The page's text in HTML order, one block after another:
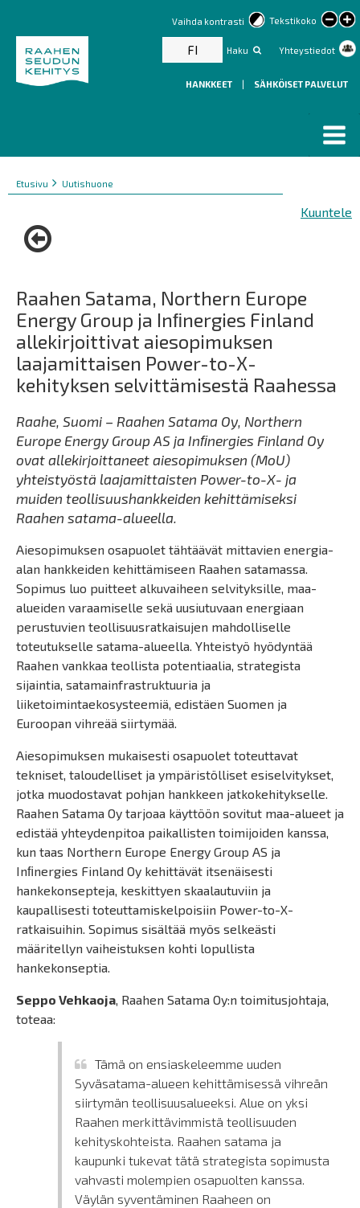
Tekstikoko
text
Vaihda kontrasti
Haku Yhteystiedot
FI
HANKKEET | SÄHKÖISET PALVELUT
Murupolku
You
Etusivu Uutishuone
Kuuntele
Raahen Satama, Northern Europe
Energy Group ja Inﬁnergies Finland
allekirjoittivat aiesopimuksen
laajamittaisen Power-to-X-
kehityksen selvittämisestä Raahessa
Raahe, Suomi – Raahen Satama Oy, Northern
Europe Energy Group AS ja Inﬁnergies Finland Oy
ovat allekirjoittaneet aiesopimuksen (MoU)
yhteistyöstä laajamittaisten Power-to-X- ja
muiden teollisuushankkeiden kehittämiseksi
Raahen satama-alueella.
Aiesopimuksen osapuolet tähtäävät mittavien energia-
alan hankkeiden kehittämiseen Raahen satamassa.
Sopimus luo puitteet alkuvaiheen selvityksille, maa-
alueiden varaamiselle sekä uusiutuvaan energiaan
perustuvien teollisuusratkaisujen mahdolliselle
toteutukselle satama-alueella. Yhteistyö hyödyntää
Raahen vankkaa teollista potentiaalia, strategista
sijaintia, satamainfrastruktuuria ja
liiketoimintaekosysteemiä, edistäen Suomen ja
Euroopan vihreää siirtymää.
Aiesopimuksen mukaisesti osapuolet toteuttavat
tekniset, taloudelliset ja ympäristölliset esiselvitykset,
jotka muodostavat pohjan hankkeen jatkokehitykselle.
Raahen Satama Oy tarjoaa käyttöön sovitut maa-alueet ja
edistää yhteydenpitoa paikallisten toimijoiden kanssa,
kun taas Northern Europe Energy Group AS ja
Inﬁnergies Finland Oy kehittävät itsenäisesti
hankekonsepteja, keskittyen skaalautuviin ja
kaupallisesti toteuttamiskelpoisiin Power-to-X-
ratkaisuihin. Sopimus sisältää myös selkeästi
määritellyn vaiheistuksen kohti lopullista
hankekonseptia.
Seppo Vehkaoja, Raahen Satama Oy:n toimitusjohtaja,
toteaa:
Tämä on ensiaskeleemme uuden
Syväsatama-alueen kehittämisessä vihreän
siirtymän teollisuusalueeksi. Alue on yksi
Raahen merkittävimmistä teollisuuden
kehityskohteista. Raahen satama ja
kaupunki tukevat tätä strategista sopimusta
vahvasti molempien osapuolten kanssa.
Väylän syventäminen Raaheen on